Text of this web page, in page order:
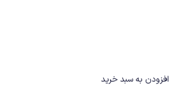
افزودن به سبد خرید